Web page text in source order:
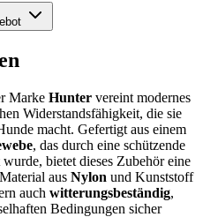
Marke Hunter vereint modernes
Widerstandsfähigkeit, die sie
macht. Gefertigt aus einem
, das durch eine schützende
bietet dieses Zubehör eine
aus Nylon und Kunststoff
auch witterungsbeständig,
Bedingungen sicher